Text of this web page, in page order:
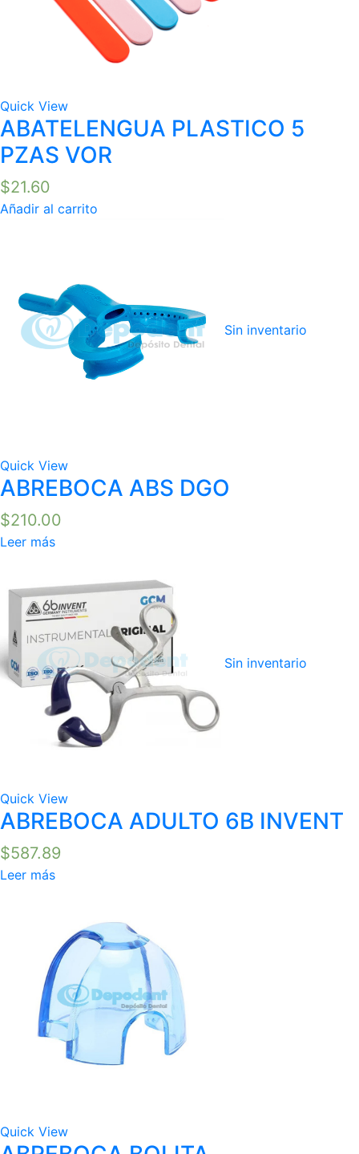
Quick View
ABATELENGUA PLASTICO 5
PZAS VOR
$21.60
Añadir al carrito
Sin inventario
Quick View
ABREBOCA ABS DGO
$210.00
Leer más
Sin inventario
Quick View
ABREBOCA ADULTO 6B INVENT
$587.89
Leer más
Quick View